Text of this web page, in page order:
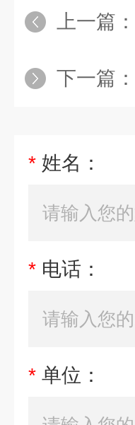
上一篇：
下一篇：
* 姓名：
* 电话：
* 单位：